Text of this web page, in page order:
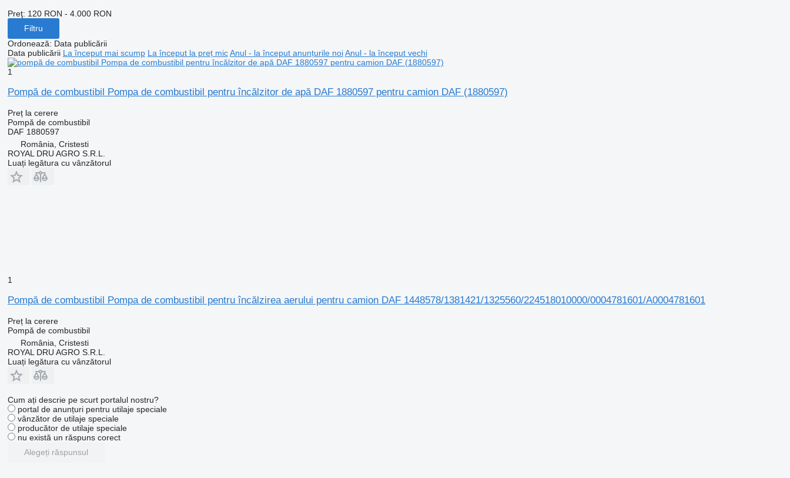
Preţ: 120 RON - 4.000 RON
Filtru
Ordonează: Data publicării
Data publicării La început mai scump La început la preț mic Anul - la început anunțurile noi Anul - la început vechi
1
Pompă de combustibil Pompa de combustibil pentru încălzitor de apă DAF 1880597 pentru camion DAF (1880597)
Preț la cerere
Pompă de combustibil
DAF 1880597
România, Cristesti
ROYAL DRU AGRO S.R.L.
Luați legătura cu vânzătorul
1
Pompă de combustibil Pompa de combustibil pentru încălzirea aerului pentru camion DAF 1448578/1381421/1325560/224518010000/0004781601/A0004781601
Preț la cerere
Pompă de combustibil
România, Cristesti
ROYAL DRU AGRO S.R.L.
Luați legătura cu vânzătorul
Cum ați descrie pe scurt portalul nostru?
portal de anunțuri pentru utilaje speciale
vânzător de utilaje speciale
producător de utilaje speciale
nu există un răspuns corect
Alegeți răspunsul